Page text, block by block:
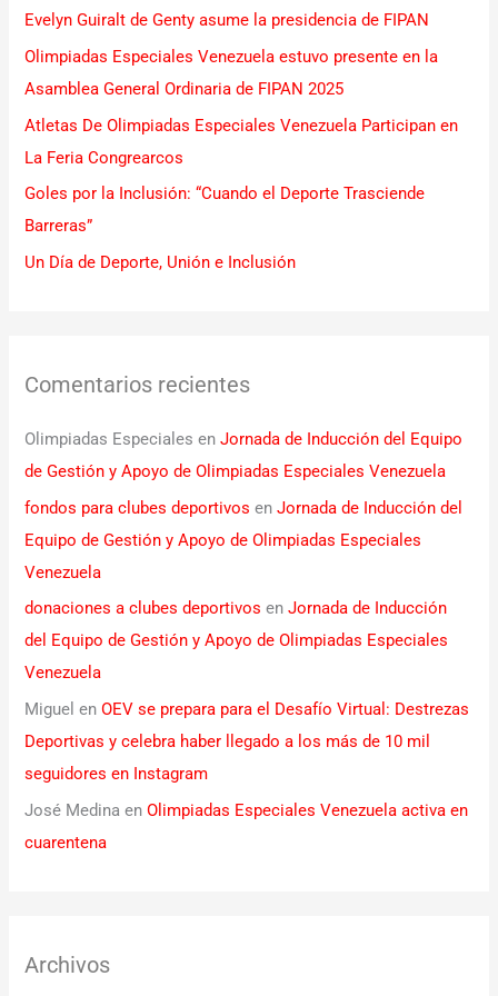
p
o
r
:
Evelyn Guiralt de Genty asume la presidencia de FIPAN
Olimpiadas Especiales Venezuela estuvo presente en la
Asamblea General Ordinaria de FIPAN 2025
Atletas De Olimpiadas Especiales Venezuela Participan en
La Feria Congrearcos
Goles por la Inclusión: “Cuando el Deporte Trasciende
Barreras”
Un Día de Deporte, Unión e Inclusión
Comentarios recientes
Olimpiadas Especiales enJornada de Inducción del Equipo
de Gestión y Apoyo de Olimpiadas Especiales Venezuela
fondos para clubes deportivos enJornada de Inducción del
Equipo de Gestión y Apoyo de Olimpiadas Especiales
Venezuela
donaciones a clubes deportivos enJornada de Inducción
del Equipo de Gestión y Apoyo de Olimpiadas Especiales
Venezuela
Miguel enOEV se prepara para el Desafío Virtual: Destrezas
Deportivas y celebra haber llegado a los más de 10 mil
seguidores en Instagram
José Medina enOlimpiadas Especiales Venezuela activa en
cuarentena
Archivos